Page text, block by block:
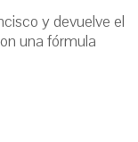
y devuelve el
una fórmula